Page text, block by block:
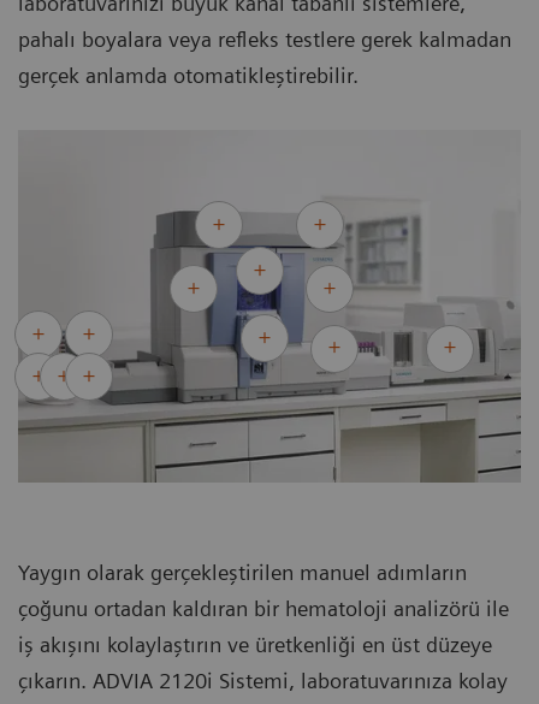
pahalı boyalara veya refleks testlere gerek kalmadan
gerçek anlamda otomatikleştirebilir.
Yaygın olarak gerçekleştirilen manuel adımların
çoğunu ortadan kaldıran bir hematoloji analizörü ile
iş akışını kolaylaştırın ve üretkenliği en üst düzeye
çıkarın. ADVIA 2120i Sistemi, laboratuvarınıza kolay